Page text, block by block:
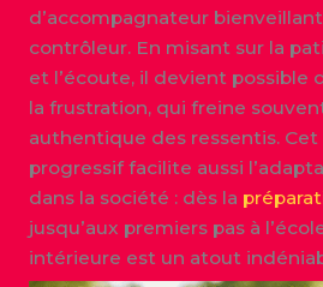
d’accompagnateur
contrôleur. En misant sur la
et l’écoute, il devient possible
la frustration, qui freine
authentique des ressentis.
progressif facilite aussi
dans la société : dès la
jusqu’aux premiers pas à
intérieure est un atout